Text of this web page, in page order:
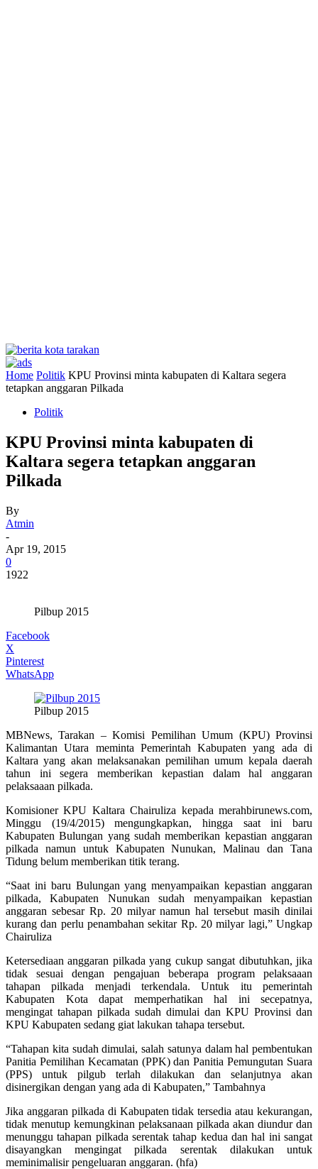
Home Politik KPU Provinsi minta kabupaten di Kaltara segera
tetapkan anggaran Pilkada
Politik
KPU Provinsi minta kabupaten di
Kaltara segera tetapkan anggaran
Pilkada
By
Atmin
-
Apr 19, 2015
0
1922
Pilbup 2015
Facebook
X
Pinterest
WhatsApp
Pilbup 2015
MBNews, Tarakan – Komisi Pemilihan Umum (KPU) Provinsi
Kalimantan Utara meminta Pemerintah Kabupaten yang ada di
Kaltara yang akan melaksanakan pemilihan umum kepala daerah
tahun ini segera memberikan kepastian dalam hal anggaran
pelaksaaan pilkada.
Komisioner KPU Kaltara Chairuliza kepada merahbirunews.com,
Minggu (19/4/2015) mengungkapkan, hingga saat ini baru
Kabupaten Bulungan yang sudah memberikan kepastian anggaran
pilkada namun untuk Kabupaten Nunukan, Malinau dan Tana
Tidung belum memberikan titik terang.
“Saat ini baru Bulungan yang menyampaikan kepastian anggaran
pilkada, Kabupaten Nunukan sudah menyampaikan kepastian
anggaran sebesar Rp. 20 milyar namun hal tersebut masih dinilai
kurang dan perlu penambahan sekitar Rp. 20 milyar lagi,” Ungkap
Chairuliza
Ketersediaan anggaran pilkada yang cukup sangat dibutuhkan, jika
tidak sesuai dengan pengajuan beberapa program pelaksaaan
tahapan pilkada menjadi terkendala. Untuk itu pemerintah
Kabupaten Kota dapat memperhatikan hal ini secepatnya,
mengingat tahapan pilkada sudah dimulai dan KPU Provinsi dan
KPU Kabupaten sedang giat lakukan tahapa tersebut.
“Tahapan kita sudah dimulai, salah satunya dalam hal pembentukan
Panitia Pemilihan Kecamatan (PPK) dan Panitia Pemungutan Suara
(PPS) untuk pilgub terlah dilakukan dan selanjutnya akan
disinergikan dengan yang ada di Kabupaten,” Tambahnya
Jika anggaran pilkada di Kabupaten tidak tersedia atau kekurangan,
tidak menutup kemungkinan pelaksanaan pilkada akan diundur dan
menunggu tahapan pilkada serentak tahap kedua dan hal ini sangat
disayangkan mengingat pilkada serentak dilakukan untuk
meminimalisir pengeluaran anggaran. (hfa)